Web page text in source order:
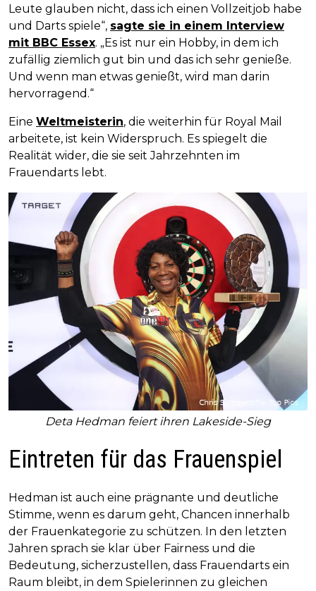
Leute glauben nicht, dass ich einen Vollzeitjob habe
und Darts spiele“, sagte sie in einem Interview
mit BBC Essex. „Es ist nur ein Hobby, in dem ich
zufällig ziemlich gut bin und das ich sehr genieße.
Und wenn man etwas genießt, wird man darin
hervorragend.“
Eine Weltmeisterin, die weiterhin für Royal Mail
arbeitete, ist kein Widerspruch. Es spiegelt die
Realität wider, die sie seit Jahrzehnten im
Frauendarts lebt.
Deta Hedman feiert ihren Lakeside-Sieg
Eintreten für das Frauenspiel
Hedman ist auch eine prägnante und deutliche
Stimme, wenn es darum geht, Chancen innerhalb
der Frauenkategorie zu schützen. In den letzten
Jahren sprach sie klar über Fairness und die
Bedeutung, sicherzustellen, dass Frauendarts ein
Raum bleibt, in dem Spielerinnen zu gleichen